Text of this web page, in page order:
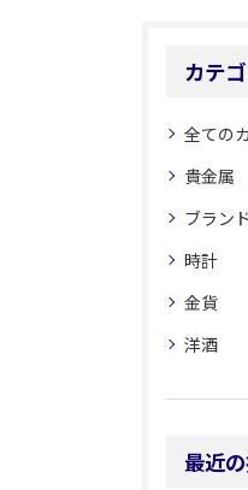
カテ
全ての
貴金属
ブラン
時計
金貨
洋酒
最近